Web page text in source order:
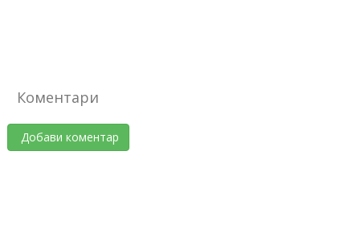
Коментари
Добави коментар